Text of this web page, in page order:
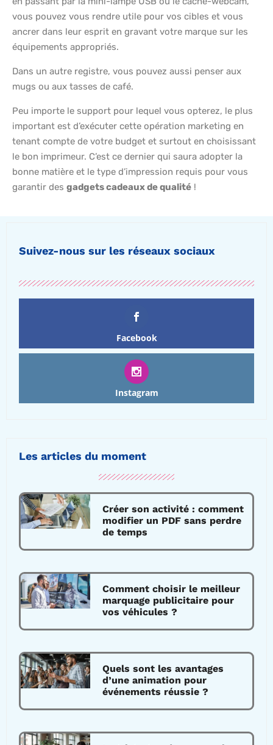
vous pouvez vous rendre utile pour vos cibles et vous
ancrer dans leur esprit en gravant votre marque sur les
équipements appropriés.
Dans un autre registre, vous pouvez aussi penser aux
mugs ou aux tasses de café.
Peu importe le support pour lequel vous opterez, le plus
important est d’exécuter cette opération marketing en
tenant compte de votre budget et surtout en choisissant
le bon imprimeur. C’est ce dernier qui saura adopter la
bonne matière et le type d’impression requis pour vous
garantir des gadgets cadeaux de qualité !
Suivez-nous sur les réseaux sociaux
Facebook
Instagram
Les articles du moment
Créer son activité : comment
modifier un PDF sans perdre
de temps
Comment choisir le meilleur
marquage publicitaire pour
vos véhicules ?
Quels sont les avantages
d’une animation pour
événements réussie ?